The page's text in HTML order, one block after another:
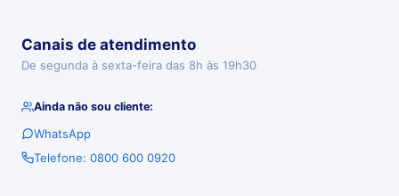
Canais de atendimento
De segunda à sexta-feira das 8h às 19h30
Ainda não sou cliente:
WhatsApp
Telefone: 0800 600 0920